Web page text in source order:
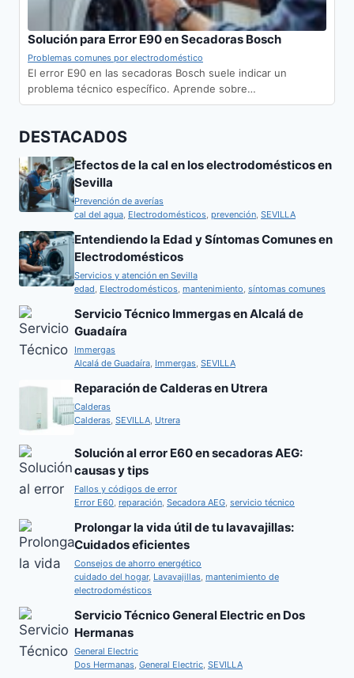
Solución para Error E90 en Secadoras Bosch
Problemas comunes por electrodoméstico
El error E90 en las secadoras Bosch suele indicar un
problema técnico específico. Aprende sobre…
DESTACAD0S
Efectos de la cal en los electrodomésticos en
Sevilla
Prevención de averías
cal del agua, Electrodomésticos, prevención, SEVILLA
Entendiendo la Edad y Síntomas Comunes en
Electrodomésticos
Servicios y atención en Sevilla
edad, Electrodomésticos, mantenimiento, síntomas comunes
Servicio Técnico Immergas en Alcalá de
Guadaíra
Immergas
Alcalá de Guadaíra, Immergas, SEVILLA
Reparación de Calderas en Utrera
Calderas
Calderas, SEVILLA, Utrera
Solución al error E60 en secadoras AEG:
causas y tips
Fallos y códigos de error
Error E60, reparación, Secadora AEG, servicio técnico
Prolongar la vida útil de tu lavavajillas:
Cuidados eficientes
Consejos de ahorro energético
cuidado del hogar, Lavavajillas, mantenimiento de
electrodomésticos
Servicio Técnico General Electric en Dos
Hermanas
General Electric
Dos Hermanas, General Electric, SEVILLA